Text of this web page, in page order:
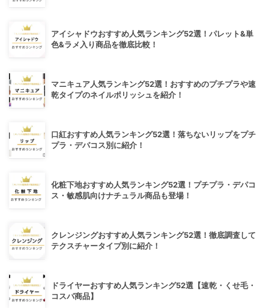
アイシャドウおすすめ人気ランキング52選！パレット&単
色&ラメ入り商品を徹底比較！
マニキュア人気ランキング52選！おすすめのプチプラや速
乾タイプのネイルポリッシュを紹介！
口紅おすすめ人気ランキング52選！落ちないリップをプチ
プラ・デパコス別に紹介！
化粧下地おすすめ人気ランキング52選！プチプラ・デパコ
ス・敏感肌向けナチュラル商品も登場！
クレンジングおすすめ人気ランキング52選！徹底調査して
テクスチャータイプ別に紹介！
ドライヤーおすすめ人気ランキング52選【速乾・くせ毛・
コスパ商品】